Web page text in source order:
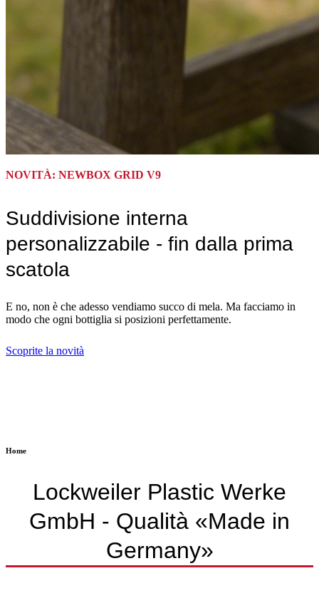
NOVITÀ: NEWBOX GRID V9
Suddivisione interna
personalizzabile - fin dalla prima
scatola
E no, non è che adesso vendiamo succo di mela. Ma facciamo in
modo che ogni bottiglia si posizioni perfettamente.
Scoprite la novità
Home
Lockweiler Plastic Werke
GmbH - Qualità «Made in
Germany»